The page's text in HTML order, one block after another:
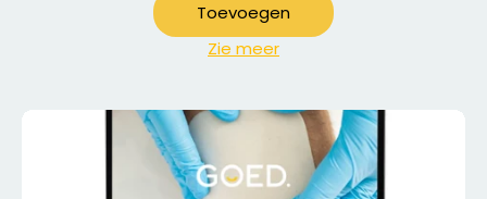
Toevoegen
Zie meer